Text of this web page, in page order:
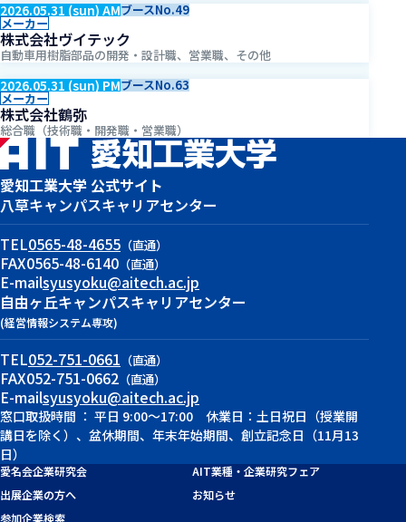
2026.05.31 (sun) AMブースNo.49
メーカー
株式会社ヴイテック
自動車用樹脂部品の開発・設計職、営業職、その他
2026.05.31 (sun) PMブースNo.63
メーカー
株式会社鶴弥
総合職（技術職・開発職・営業職）
愛知工業大学 公式サイト
八草キャンパスキャリアセンター
TEL0565-48-4655 （直通）
FAX0565-48-6140 （直通）
E-mailsyusyoku@aitech.ac.jp
自由ヶ丘キャンパスキャリアセンター
(経営情報システム専攻)
TEL052-751-0661 （直通）
FAX052-751-0662 （直通）
E-mailsyusyoku@aitech.ac.jp
窓口取扱時間 ： 平日 9:00～17:00 休業日：土日祝日（授業開
講日を除く）、盆休期間、年末年始期間、創立記念日（11月13
日）
愛名会企業研究会
AIT業種・企業研究フェア
出展企業の方へ
お知らせ
参加企業検索